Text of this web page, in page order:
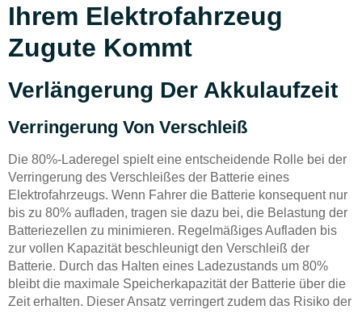
Ihrem Elektrofahrzeug
Zugute Kommt
Verlängerung Der Akkulaufzeit
Verringerung Von Verschleiß
Die 80%-Laderegel spielt eine entscheidende Rolle bei der
Verringerung des Verschleißes der Batterie eines
Elektrofahrzeugs. Wenn Fahrer die Batterie konsequent nur
bis zu 80% aufladen, tragen sie dazu bei, die Belastung der
Batteriezellen zu minimieren. Regelmäßiges Aufladen bis
zur vollen Kapazität beschleunigt den Verschleiß der
Batterie. Durch das Halten eines Ladezustands um 80%
bleibt die maximale Speicherkapazität der Batterie über die
Zeit erhalten. Dieser Ansatz verringert zudem das Risiko der